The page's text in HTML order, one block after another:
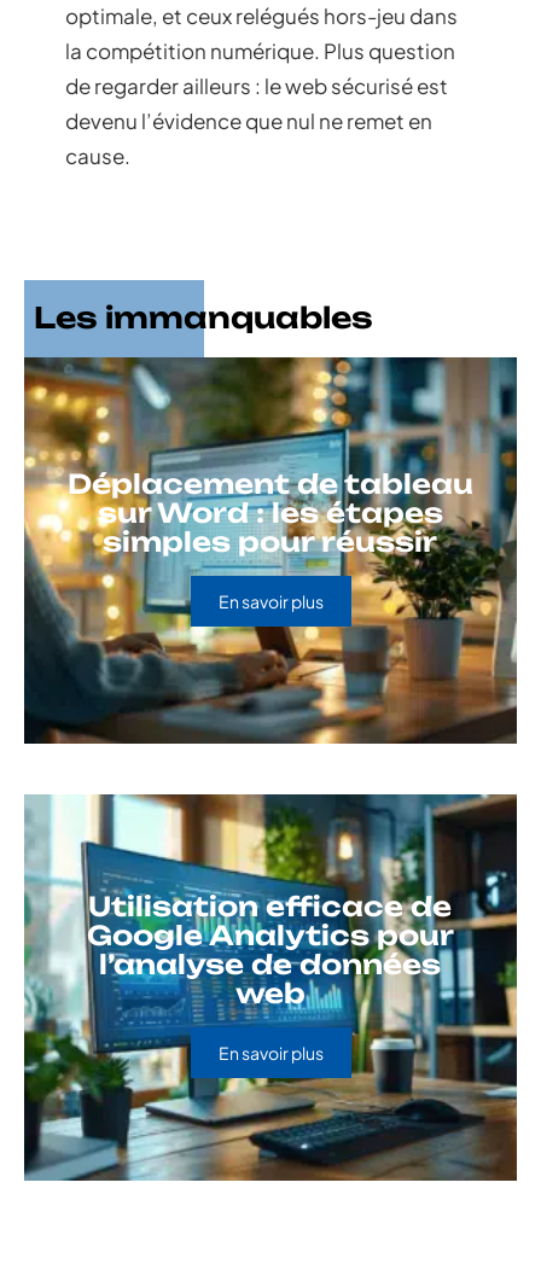
optimale, et ceux relégués hors-jeu dans
la compétition numérique. Plus question
de regarder ailleurs : le web sécurisé est
devenu l’évidence que nul ne remet en
cause.
Les immanquables
Déplacement de tableau
sur Word : les étapes
simples pour réussir
En savoir plus
Utilisation efficace de
Google Analytics pour
l’analyse de données
web
En savoir plus